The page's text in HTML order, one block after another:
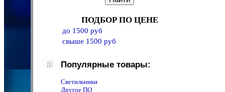
ПОДБОР ПО ЦЕНЕ
до 1500 руб
свыше 1500 руб
Популярные товары:
Светильники
Другое ПО